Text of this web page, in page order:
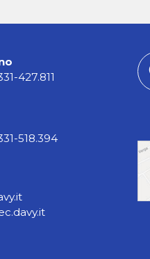
427.811
518.394